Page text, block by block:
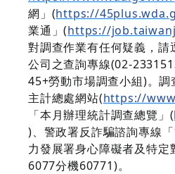
網」(https://
業通」(https://
對調查作業有任何疑義，請
公司之查詢專線(02-
45+勞動市場調查小組)。
主計總處網站(https://
「本月辦理統計調查總覽」(
)、警政署反詐騙諮詢專線
力發展署身心障礙者及特
6077分機60771)。